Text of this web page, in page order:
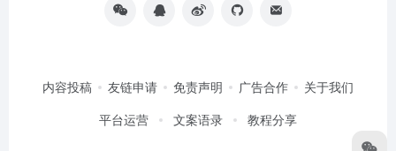
内容投稿 友链申请 免责声明 广告合作 关于我们
平台运营 文案语录 教程分享